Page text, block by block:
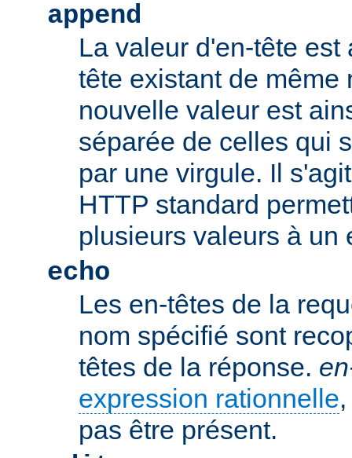
append
La valeur d'en-tête est
tête existant de même
nouvelle valeur est
séparée de celles qui
par une virgule. Il
HTTP standard
plusieurs valeurs à un
echo
Les en-têtes de la
nom spécifié sont
têtes de la réponse.
expression rationnelle
pas être présent.